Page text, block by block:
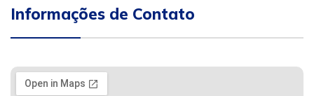
Informações de Contato